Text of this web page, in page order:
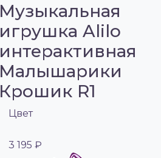
Музыкальная
игрушка Alilo
интерактивная
Малышарики
Крошик R1
Цвет
3 195 ₽